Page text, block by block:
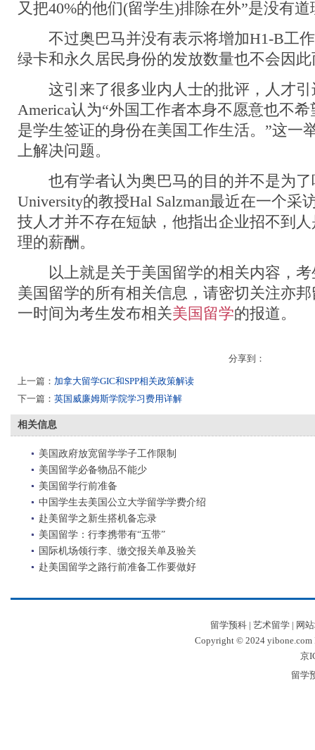
又把40%的他们(留学生)排除在外”是没有道
不过奥巴马并没有表示将增加H1-B工作
绿卡和永久居民身份的发放数量也不会因
这引来了很多业内人士的批评，人才引
America认为“外国工作者本身不愿意也不
是学生签证的身份在美国工作生活。”这一
上解决问题。
也有学者认为奥巴马的目的并不是为了
University的教授Hal Salzman最近在一个采
技人才并不存在短缺，他指出企业招不到
理的薪酬。
以上就是关于美国留学的相关内容，考
美国留学的所有相关信息，请密切关注亦
一时间为考生发布相关美国留学的报道。
分享到：
上一篇： 加拿大留学GIC和SPP相关政策解读
下一篇： 英国威廉姆斯学院学习费用详解
相关信息
美国政府放宽留学学子工作限制
美国留学必备物品不能少
美国留学行前准备
中国学生去美国公立大学留学学费介绍
赴美留学之新生搭机备忘录
美国留学：行李携带有“五带”
国际机场领行李、缴交报关单及验关
赴美国留学之路行前准备工作要做好
留学预科| 艺术留学| 网
Copyright © 2024 yibone.com
京
留学